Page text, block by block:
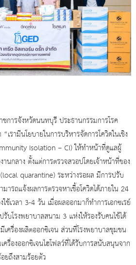
การจังหวัดนนทบุรี ประธานกรรมการโรค
รามีนโยบายในการบริหารจัดการโควิดในเชิง
Isolation – CI)ให้ทำหน้าที่ดูแลผู้
นกลาง ตั้งแต่การตรวจสวอปโดยเจ้าหน้าที่ของ
local quarantine)ระหว่างรอผล มีการปรับ
รถแจ้งผลการตรวจหาเชื้อโควิดได้ภายใน 24
ช้เวลา 3-4 วัน เมื่อผลออกมาก็ทำการเอกซเรย์
รับโรงพยาบาลสนาม 3 แห่งให้รองรับคนไข้ได้
ครื่องผลิตออกซิเจน ส่วนที่โรงพยาบาลชุมชน
ครื่องออกซิเจนไฮโฟลว์ที่ได้รับการสนับสนุนจาก
ยถึงสามร้อยตัว